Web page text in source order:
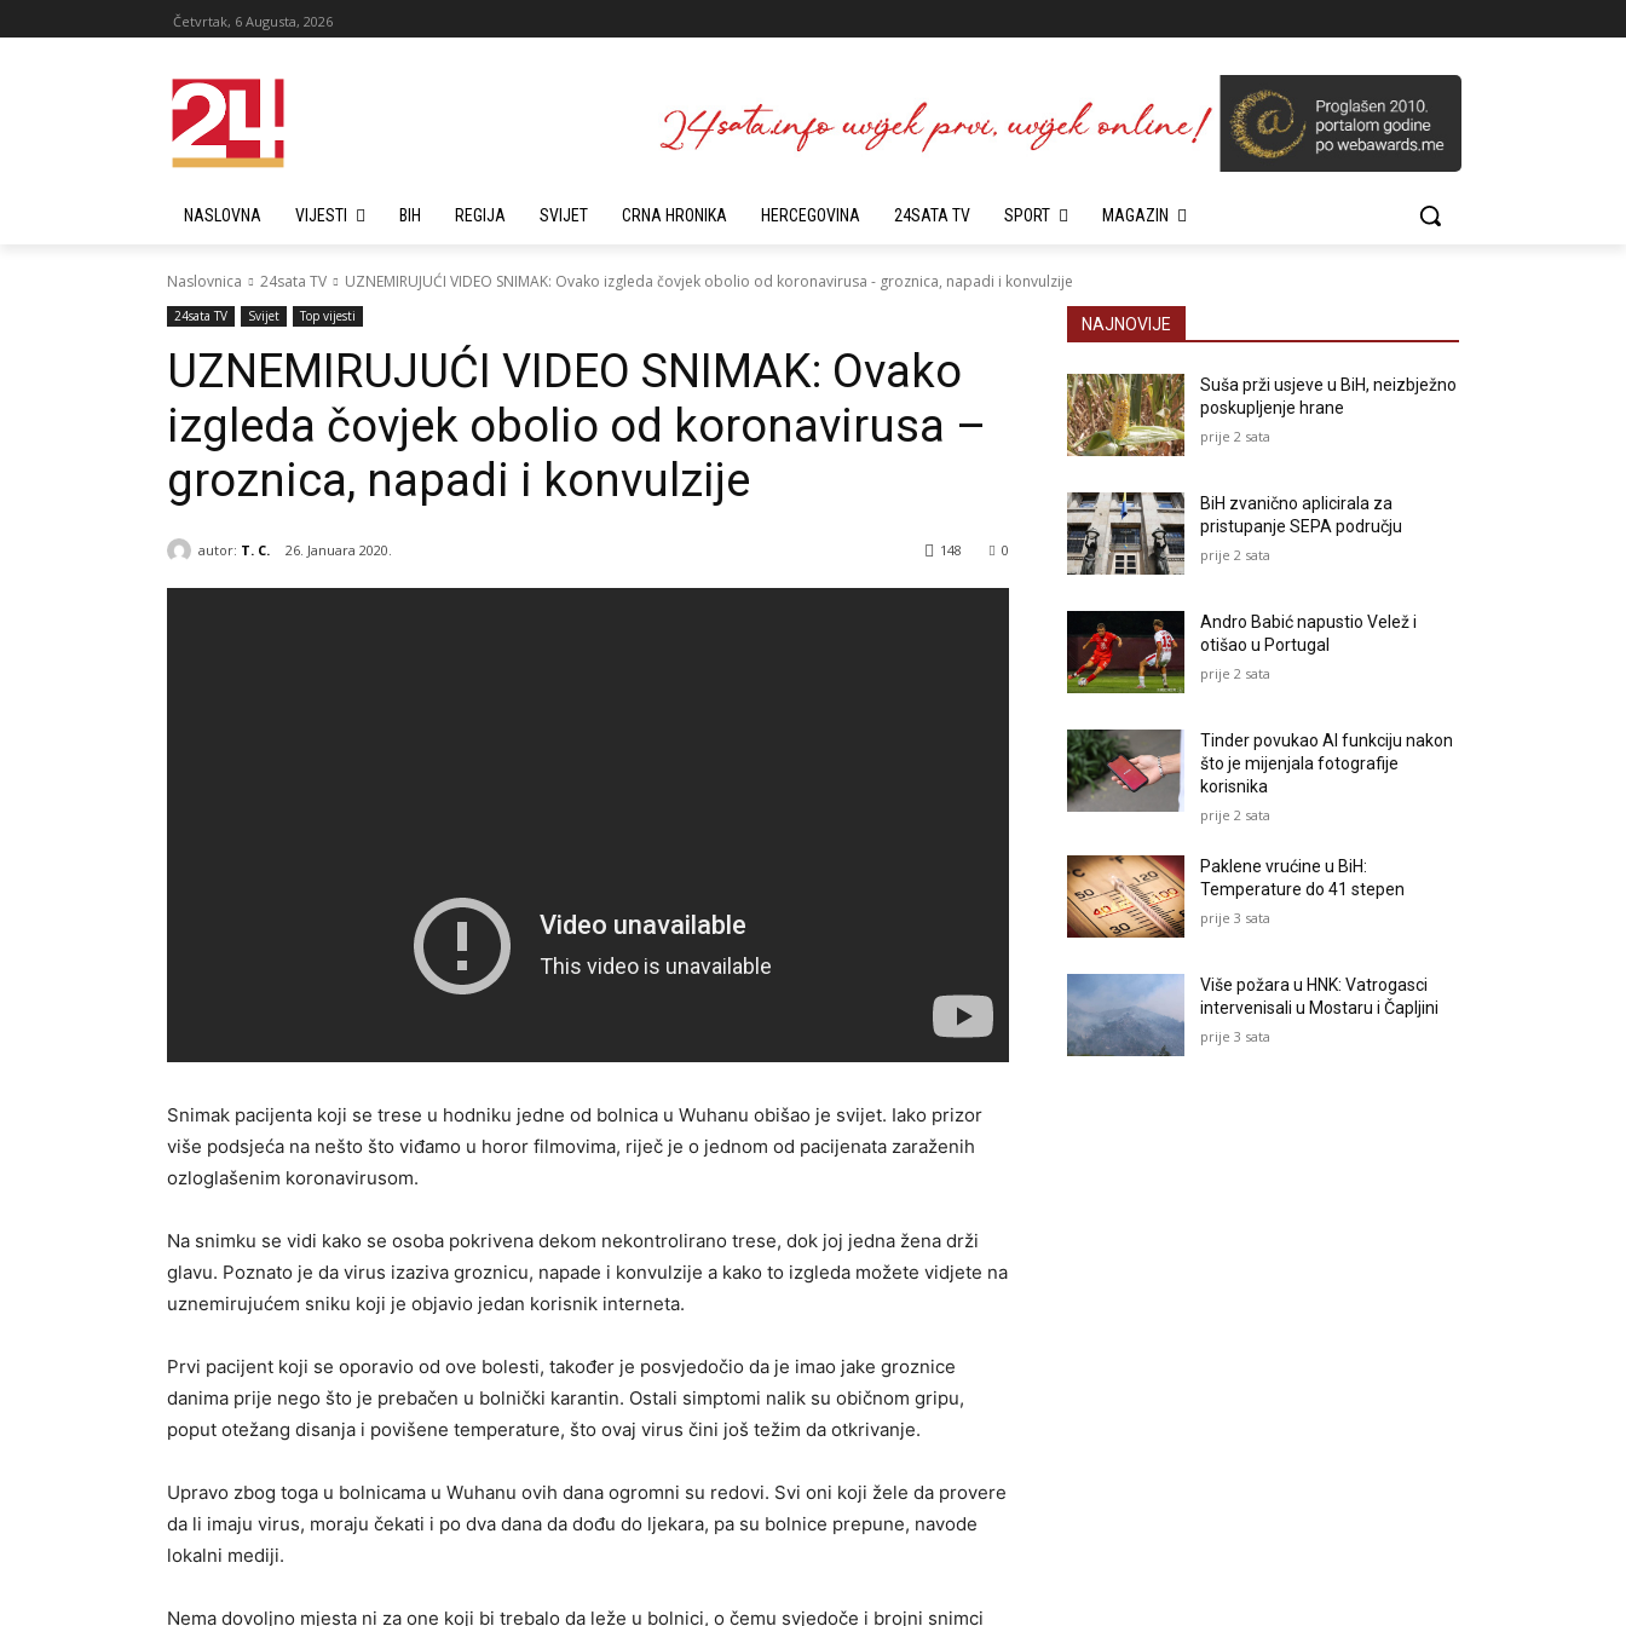
Četvrtak, 6 Augusta, 2026
NASLOVNA VIJESTI BIH REGIJA SVIJET CRNA HRONIKA HERCEGOVINA 24SATA TV SPORT MAGAZIN
Naslovnica 24sata TV UZNEMIRUJUĆI VIDEO SNIMAK: Ovako izgleda čovjek obolio od koronavirusa - groznica, napadi i konvulzije
24sata TV Svijet Top vijesti
UZNEMIRUJUĆI VIDEO SNIMAK: Ovako
izgleda čovjek obolio od koronavirusa –
groznica, napadi i konvulzije
autor: T. C. 26. Januara 2020. 0
148
Snimak pacijenta koji se trese u hodniku jedne od bolnica u Wuhanu obišao je svijet. Iako prizor
više podsjeća na nešto što viđamo u horor filmovima, riječ je o jednom od pacijenata zaraženih
ozloglašenim koronavirusom.
Na snimku se vidi kako se osoba pokrivena dekom nekontrolirano trese, dok joj jedna žena drži
glavu. Poznato je da virus izaziva groznicu, napade i konvulzije a kako to izgleda možete vidjete na
uznemirujućem sniku koji je objavio jedan korisnik interneta.
Prvi pacijent koji se oporavio od ove bolesti, također je posvjedočio da je imao jake groznice
danima prije nego što je prebačen u bolnički karantin. Ostali simptomi nalik su običnom gripu,
poput otežang disanja i povišene temperature, što ovaj virus čini još težim da otkrivanje.
Upravo zbog toga u bolnicama u Wuhanu ovih dana ogromni su redovi. Svi oni koji žele da provere
da li imaju virus, moraju čekati i po dva dana da dođu do ljekara, pa su bolnice prepune, navode
lokalni mediji.
Nema dovoljno mjesta ni za one koji bi trebalo da leže u bolnici, o čemu svjedoče i brojni snimci
NAJNOVIJE
Suša prži usjeve u BiH, neizbježno
poskupljenje hrane
prije 2 sata
BiH zvanično aplicirala za
pristupanje SEPA području
prije 2 sata
Andro Babić napustio Velež i
otišao u Portugal
prije 2 sata
Tinder povukao AI funkciju nakon
što je mijenjala fotografije
korisnika
prije 2 sata
Paklene vrućine u BiH:
Temperature do 41 stepen
prije 3 sata
Više požara u HNK: Vatrogasci
intervenisali u Mostaru i Čapljini
prije 3 sata